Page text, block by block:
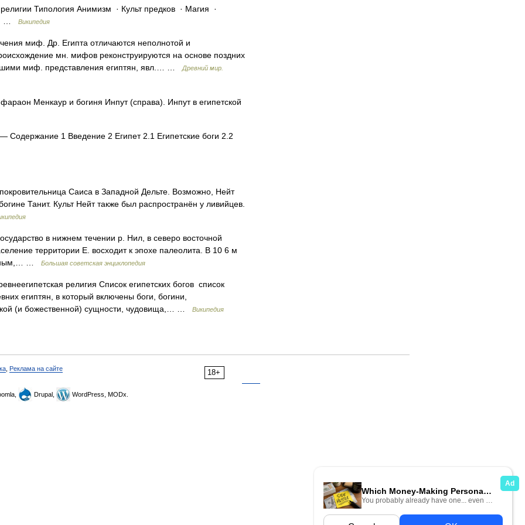
Типология Анимизм · Культ предков · Магия ·
Википедия
миф. Др. Египта отличаются неполнотой и
мн. мифов реконструируются на основе поздних
миф. представления египтян, явл.… …
Древний мир.
Менкаур и богиня Инпут (справа). Инпут в египетской
Содержание 1 Введение 2 Египет 2.1 Египетские боги 2.2
Саиса в Западной Дельте. Возможно, Нейт
Танит. Культ Нейт также был распространён у ливийцев.
в нижнем течении р. Нил, в северо восточной
территории Е. восходит к эпохе палеолита. В 10 6 м
…
Большая советская энциклопедия
религия Список египетских богов список
египтян, в который включены боги, богини,
(и божественной) сущности, чудовища,… …
Википедия
18+
Реклама на сайте
Drupal, WordPress, MODx.